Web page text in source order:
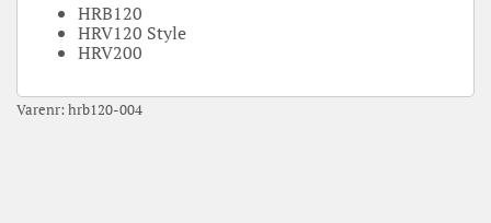
HRB120
HRV120 Style
HRV200
Varenr:hrb120-004